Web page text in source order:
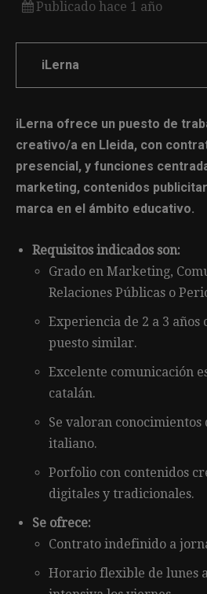
Publicado hace 1 año
iLerna
iLerna ofrece un puesto de
creativo/a en Lleida, con
presencial, y funciones
marketing, contenidos
marca en el ámbito educativo.
Requisitos indicados son:
Grado en Marketing,
Relaciones Públicas o
Experiencia de 2 a 3
puesto similar.
Excelente comunicación
catalán.
Se valoran conocimientos
italiano.
Porfolio con contenidos
digitales y tradicionales.
Se ofrece:
Contrato indefinido a
Horario flexible de lunes